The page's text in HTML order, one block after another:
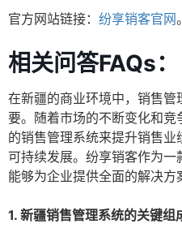
官方网站链接： 纷享销客官网。
相关问答FAQs：
在新疆的商业环境中，销售
要。随着市场的不断变化和
的销售管理系统来提升销售
可持续发展。纷享销客作为一
能够为企业提供全面的解决方
1. 新疆销售管理系统的关键组